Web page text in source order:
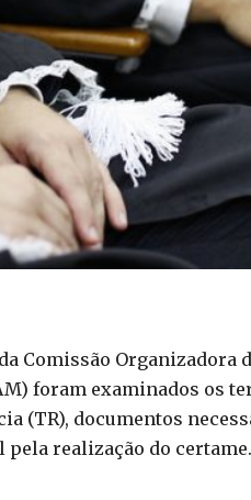
Comissão Organizadora
foram examinados os
(TR), documentos
realização do